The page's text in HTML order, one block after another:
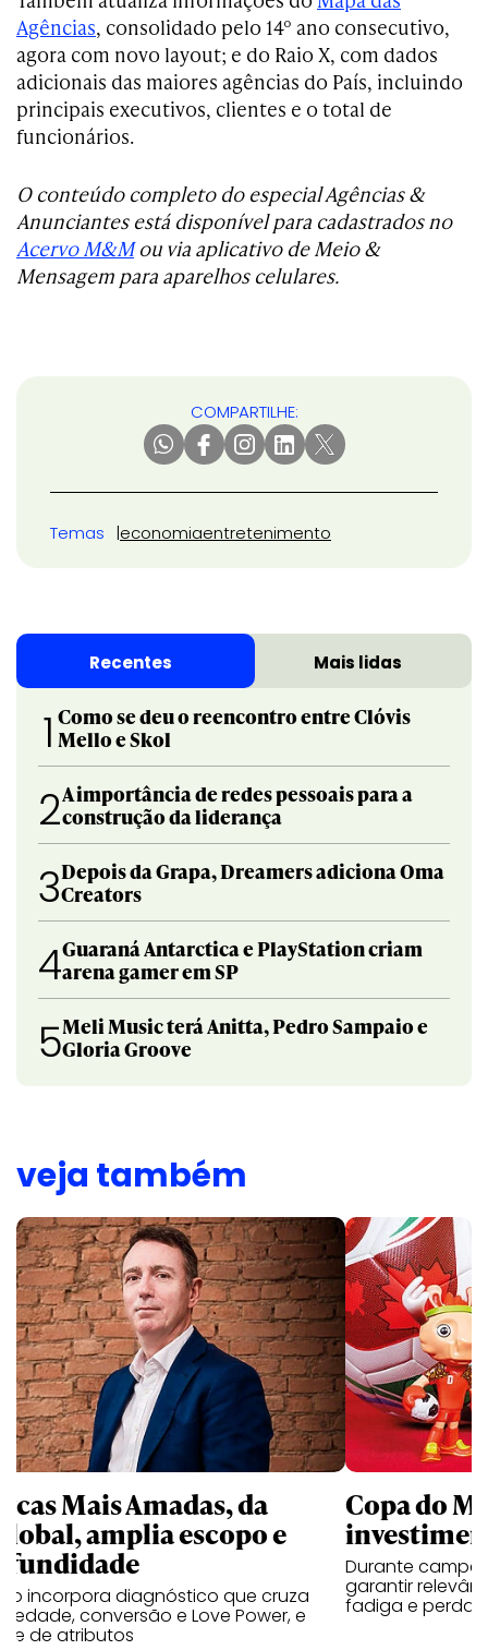
Agências, consolidado pelo 14º ano consecutivo,
agora com novo layout; e do Raio X, com dados
adicionais das maiores agências do País, incluindo
principais executivos, clientes e o total de
funcionários.
O conteúdo completo do especial Agências &
Anunciantes está disponível para cadastrados no
Acervo M&Mou via aplicativo de Meio &
Mensagem para aparelhos celulares.
COMPARTILHE:
Temas economiaentretenimento
Recentes Mais lidas
1 Como se deu o reencontro entre Clóvis
Mello e Skol
2A importância de redes pessoais para a
construção da liderança
3Depois da Grapa, Dreamers adiciona Oma
Creators
4Guaraná Antarctica e PlayStation criam
arena gamer em SP
5Meli Music terá Anitta, Pedro Sampaio e
Gloria Groove
veja também
Mais Amadas, da
amplia escopo e
incorpora diagnóstico que cruza
conversão e Love Power, e
de atributos
Copa do
Durante
garantir
fadiga e perda